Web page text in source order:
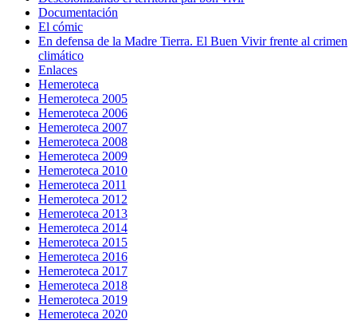
Documentación
El cómic
En defensa de la Madre Tierra. El Buen Vivir frente al crimen
climático
Enlaces
Hemeroteca
Hemeroteca 2005
Hemeroteca 2006
Hemeroteca 2007
Hemeroteca 2008
Hemeroteca 2009
Hemeroteca 2010
Hemeroteca 2011
Hemeroteca 2012
Hemeroteca 2013
Hemeroteca 2014
Hemeroteca 2015
Hemeroteca 2016
Hemeroteca 2017
Hemeroteca 2018
Hemeroteca 2019
Hemeroteca 2020